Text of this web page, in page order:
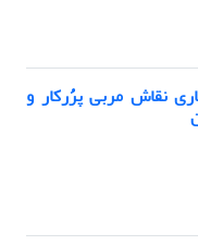
نقاش مربی پرُُرکار و